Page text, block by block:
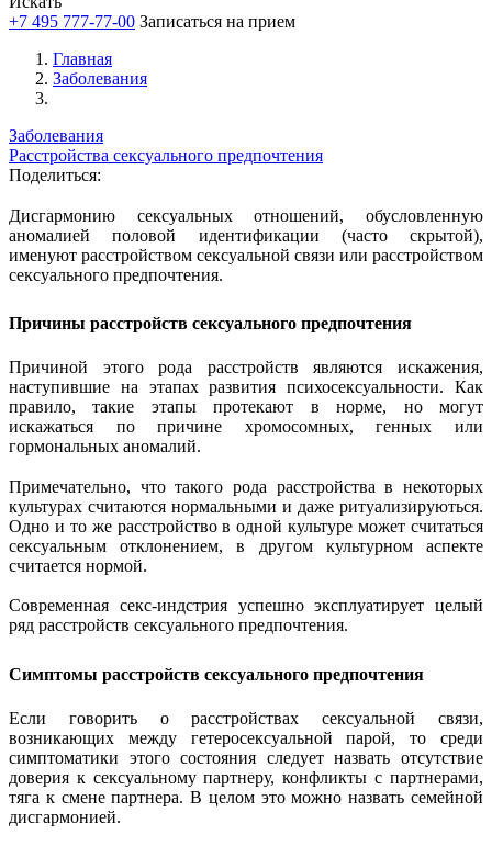
+7 495 777-77-00 Записаться на прием
Главная
Заболевания
Заболевания
Расстройства сексуального предпочтения
Поделиться:
Дисгармонию сексуальных отношений, обусловленную
аномалией половой идентификации (часто скрытой),
именуют расстройством сексуальной связи или расстройством
сексуального предпочтения.
Причины расстройств сексуального предпочтения
Причиной этого рода расстройств являются искажения,
наступившие на этапах развития психосексуальности. Как
правило, такие этапы протекают в норме, но могут
искажаться по причине хромосомных, генных или
гормональных аномалий.
Примечательно, что такого рода расстройства в некоторых
культурах считаются нормальными и даже ритуализируються.
Одно и то же расстройство в одной культуре может считаться
сексуальным отклонением, в другом культурном аспекте
считается нормой.
Современная секс-индстрия успешно эксплуатирует целый
ряд расстройств сексуального предпочтения.
Симптомы расстройств сексуального предпочтения
Если говорить о расстройствах сексуальной связи,
возникающих между гетеросексуальной парой, то среди
симптоматики этого состояния следует назвать отсутствие
доверия к сексуальному партнеру, конфликты с партнерами,
тяга к смене партнера. В целом это можно назвать семейной
дисгармонией.